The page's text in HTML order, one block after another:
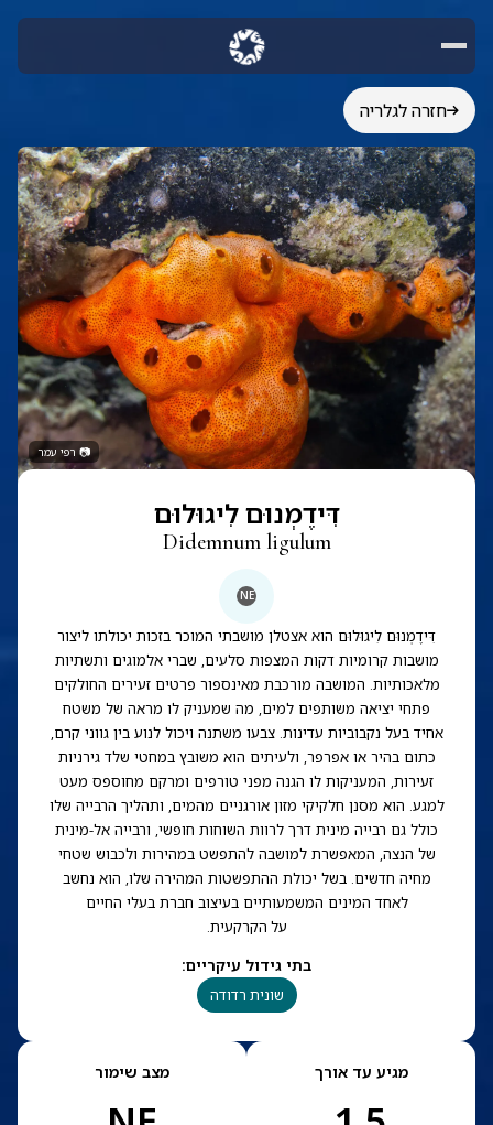
חזרה לגלריה
📷רפי עמר
דִּידֶמְנוּם לִיגוּלוּם
Didemnum ligulum
NE
דִּידֶמְנוּם לִיגוּלוּם הוא אצטלן מושבתי המוכר בזכות יכולתו ליצור
מושבות קרומיות דקות המצפות סלעים, שברי אלמוגים ותשתיות
מלאכותיות. המושבה מורכבת מאינספור פרטים זעירים החולקים
פתחי יציאה משותפים למים, מה שמעניק לו מראה של משטח
אחיד בעל נקבוביות עדינות. צבעו משתנה ויכול לנוע בין גווני קרם,
כתום בהיר או אפרפר, ולעיתים הוא משובץ במחטי שלד גירניות
זעירות, המעניקות לו הגנה מפני טורפים ומרקם מחוספס מעט
למגע. הוא מסנן חלקיקי מזון אורגניים מהמים, ותהליך הרבייה שלו
כולל גם רבייה מינית דרך לרוות השוחות חופשי, ורבייה אל-מינית
של הנצה, המאפשרת למושבה להתפשט במהירות ולכבוש שטחי
מחיה חדשים. בשל יכולת ההתפשטות המהירה שלו, הוא נחשב
לאחד המינים המשמעותיים בעיצוב חברת בעלי החיים
על הקרקעית.
בתי גידול עיקריים:
שונית רדודה
מגיע עד אורך מצב שימור